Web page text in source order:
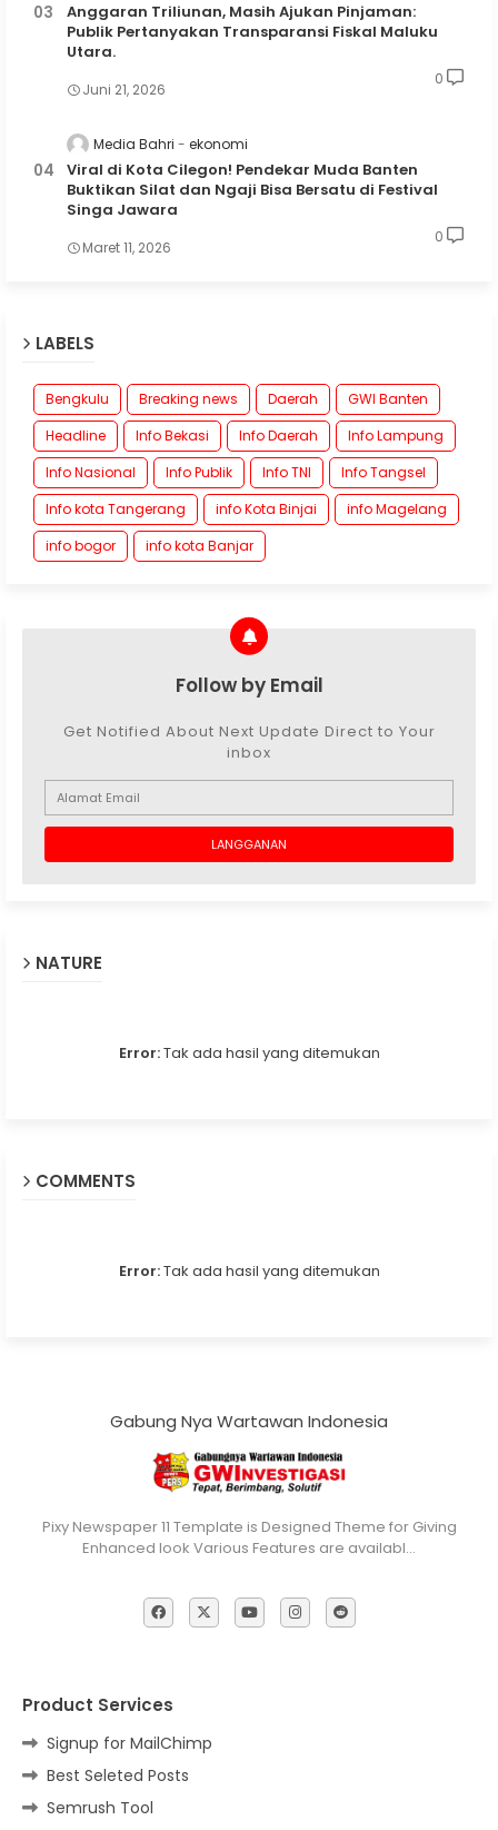
Anggaran Triliunan, Masih Ajukan Pinjaman:
Publik Pertanyakan Transparansi Fiskal Maluku
Utara.
Juni 21, 2026
0
Media Bahri ekonomi
Viral di Kota Cilegon! Pendekar Muda Banten
Buktikan Silat dan Ngaji Bisa Bersatu di Festival
Singa Jawara
Maret 11, 2026
0
LABELS
Bengkulu Breaking news Daerah
GWI Banten
Headline
Info Bekasi Info Daerah
Info Lampung
Info Nasional
Info Publik Info TNI
Info Tangsel
Info kota Tangerang
info Kota Binjai
info Magelang
info bogor
info kota Banjar
Follow by Email
Get Notified About Next Update Direct to Your
inbox
NATURE
Error:Tak ada hasil yang ditemukan
COMMENTS
Error:Tak ada hasil yang ditemukan
Gabung Nya Wartawan Indonesia
Pixy Newspaper 11 Template is Designed Theme for Giving
Enhanced look Various Features are availabl…
Product Services
Signup for MailChimp
Best Seleted Posts
Semrush Tool